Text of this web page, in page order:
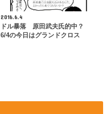
2016.6.4
ドル暴落 原田武夫氏的中？
6/4の今日はグランドクロス